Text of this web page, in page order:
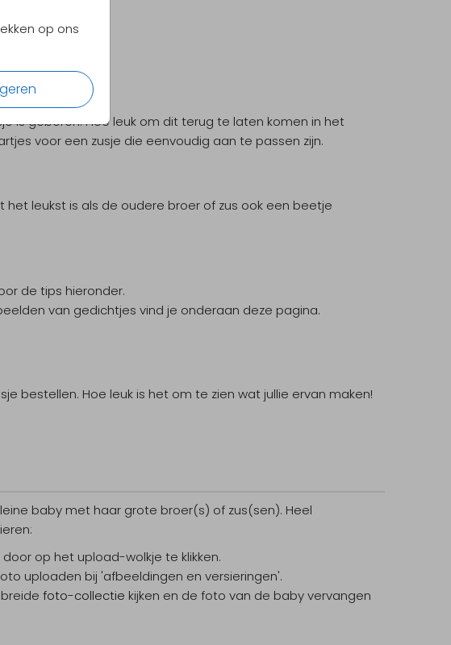
op ons
is geboren! Hoe leuk om dit terug te laten komen in het
voor een zusje die eenvoudig aan te passen zijn.
leukst is als de oudere broer of zus ook een beetje
de tips hieronder.
van gedichtjes vind je onderaan deze pagina.
bestellen. Hoe leuk is het om te zien wat jullie ervan maken!
baby met haar grote broer(s) of zus(sen). Heel
op het upload-wolkje te klikken.
uploaden bij 'afbeeldingen en versieringen'.
foto-collectie kijken en de foto van de baby vervangen